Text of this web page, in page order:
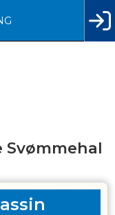
Svømmehal